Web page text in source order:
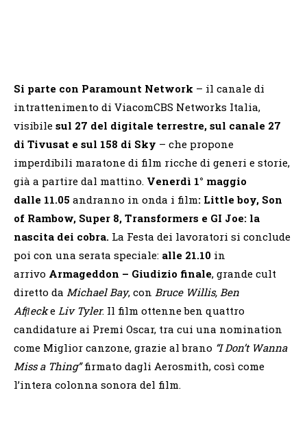
Si parte con Paramount Network – il canale di
intrattenimento di ViacomCBS Networks Italia,
visibile sul 27 del digitale terrestre, sul canale 27
di Tivusat e sul 158 di Sky – che propone
imperdibili maratone di film ricche di generi e storie,
già a partire dal mattino. Venerdì 1° maggio
dalle 11.05 andranno in onda i film: Little boy, Son
of Rambow, Super 8, Transformers e GI Joe: la
nascita dei cobra. La Festa dei lavoratori si conclude
poi con una serata speciale: alle 21.10 in
arrivo Armageddon – Giudizio finale, grande cult
diretto da Michael Bay, con Bruce Willis, Ben
Afﬂecke Liv Tyler. Il film ottenne ben quattro
candidature ai Premi Oscar, tra cui una nomination
come Miglior canzone, grazie al brano “I Don’t Wanna
Miss a Thing”firmato dagli Aerosmith, così come
l’intera colonna sonora del film.